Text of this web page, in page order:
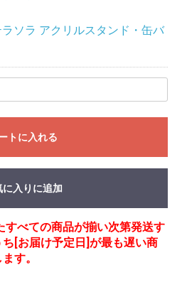
ラソラ アクリルスタンド・缶バ
トに入れる
に入りに追加
すべての商品が揃い次第発送す
[お届け予定日]が最も遅い商
す。